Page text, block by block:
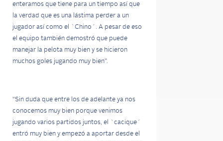
enteramos que tiene para un tiempo así que
la verdad que es una lástima perder a un
jugador así como el `Chino´. A pesar de eso
el equipo también demostró que puede
manejar la pelota muy bien y se hicieron
muchos goles jugando muy bien”.
“Sin duda que entre los de adelante ya nos
conocemos muy bien porque venimos
jugando varios partidos juntos, el `cacique´
entró muy bien y empezó a aportar desde el